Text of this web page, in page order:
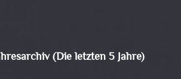
(Die letzten 5 Jahre)